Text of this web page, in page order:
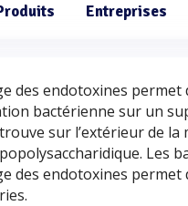
Entreprises
des endotoxines
bactérienne sur un
sur l’extérieur de
Les
des endotoxines